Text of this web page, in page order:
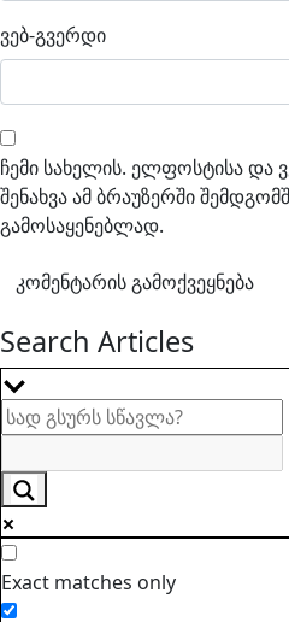
ვებ-გვერდი
ჩემი სახელის. ელფოსტისა და
შენახვა ამ ბრაუზერში
გამოსაყენებლად.
Search Articles
Exact matches only